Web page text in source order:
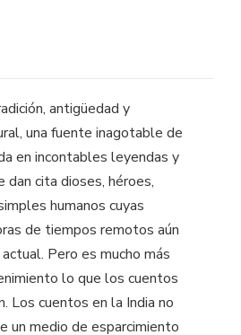
antigüedad y
una fuente inagotable de
en incontables leyendas y
dan cita dioses, héroes,
humanos cuyas
de tiempos remotos aún
Pero es mucho más
lo que los cuentos
Los cuentos en la India no
un medio de esparcimiento